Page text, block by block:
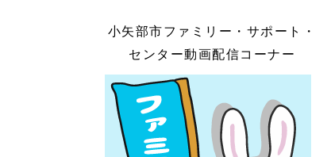
小矢部市ファミリー・サポート・
センター動画配信コーナー